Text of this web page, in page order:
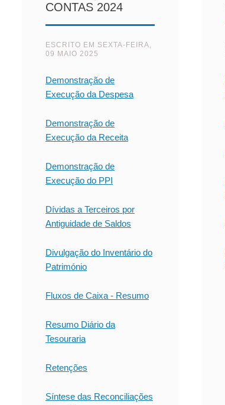
CONTAS 2024
ESCRITO EM SEXTA-FEIRA,
09 MAIO 2025
Demonstração de
Execução da Despesa
Demonstração de
Execução da Receita
Demonstração de
Execução do PPI
Dívidas a Terceiros por
Antiguidade de Saldos
Divulgação do Inventário do
Património
Fluxos de Caixa - Resumo
Resumo Diário da
Tesouraria
Retenções
Síntese das Reconciliações